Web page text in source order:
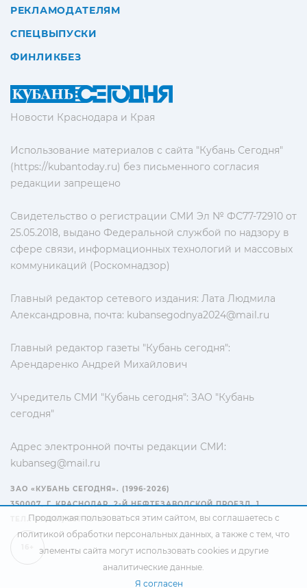
Новости Краснодара и Края
Использование материалов с сайта "Кубань Сегодня"
(https://kubantoday.ru) без письменного согласия
редакции запрещено
Свидетельство о регистрации СМИ Эл № ФС77-72910 от
25.05.2018, выдано Федеральной службой по надзору в
сфере связи, информационных технологий и массовых
коммуникаций (Роскомнадзор)
Главный редактор сетевого издания: Лата Людмила
Александровна, почта: kubansegodnya2024@mail.ru
Главный редактор газеты "Кубань сегодня":
Арендаренко Андрей Михайлович
Учредитель СМИ "Кубань сегодня": ЗАО "Кубань
сегодня"
Адрес электронной почты редакции СМИ:
kubanseg@mail.ru
РЕКЛАМОДАТЕЛЯМ
СПЕЦВЫПУСКИ
ФИНЛИКБЕЗ
ЗАО «КУБАНЬ СЕГОДНЯ». (1996-2026)
350007, Г. КРАСНОДАР, 2-Й НЕФТЕЗАВОДСКОЙ ПРОЕЗД, 1
ТЕЛ.: +7(861) 267-15-15
Продолжая пользоваться этим сайтом, вы соглашаетесь с
политикой обработки персональных данных, а также с тем, что
элементы сайта могут использовать cookies и другие
аналитические данные.
Я согласен